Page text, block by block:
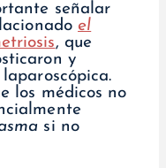
señalar
el
, que
y
los médicos no
si no